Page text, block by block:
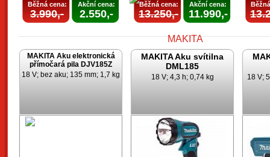
Běžná cena:
3.990,-
Akční cena:
2.550,-
Běžná cena:
13.250,-
Akční cena:
11.990,-
MAKITA Aku elektronická
přímočará pila DJV185Z
18 V; bez aku; 135 mm; 1,7 kg
MAKITA Aku svítilna
DML185
18 V; 4,3 h; 0,74 kg 18 V;